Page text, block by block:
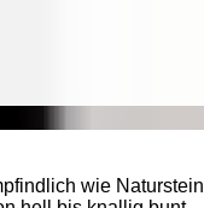
wie